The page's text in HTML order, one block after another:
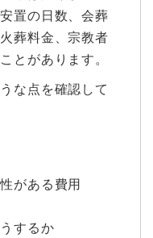
置の日数、会葬
葬料金、宗教者
とがあります。
な点を確認して
がある費用
するか